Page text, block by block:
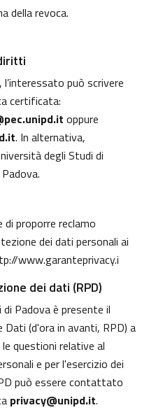
della revoca.
l’interessato può scrivere
certificata:
oppure
. In alternativa,
degli Studi di
proporre reclamo
dei dati personali ai
www.garanteprivacy.i
dei dati (RPD)
Padova è presente il
Dati (d'ora in avanti, RPD) a
questioni relative al
e per l'esercizio dei
può essere contattato
privacy@unipd.it.